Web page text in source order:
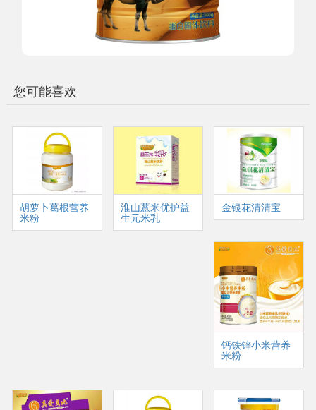
您可能喜欢
胡萝卜葛根营养
米粉
淮山薏米优护益
生元米乳
金银花清清宝
钙铁锌小米营养
米粉